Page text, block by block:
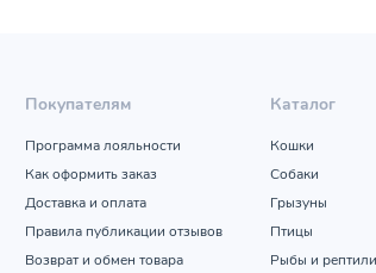
Покупателям
Программа лояльности
Как оформить заказ
Доставка и оплата
Правила публикации отзывов
Возврат и обмен товара
Каталог
Кошки
Собаки
Грызуны
Птицы
Рыбы и